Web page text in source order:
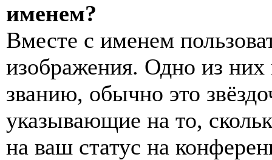
именем?
Вместе с именем
изображения. Одно из
званию, обычно это
указывающие на то,
на ваш статус на